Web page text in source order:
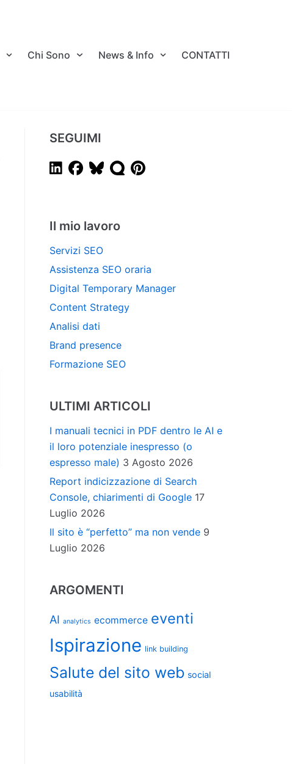
Chi Sono News & Info CONTATTI
SEGUIMI
Il mio lavoro
Servizi SEO
Assistenza SEO oraria
Digital Temporary Manager
Content Strategy
Analisi dati
Brand presence
Formazione SEO
ULTIMI ARTICOLI
I manuali tecnici in PDF dentro le AI e
il loro potenziale inespresso (o
espresso male) 3 Agosto 2026
Report indicizzazione di Search
Console, chiarimenti di Google 17
Luglio 2026
Il sito è “perfetto” ma non vende 9
Luglio 2026
ARGOMENTI
AI analytics ecommerce eventi
Ispirazione link building
Salute del sito web social
usabilità